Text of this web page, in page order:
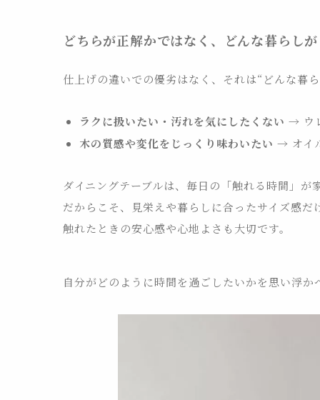
どちらが正解かではなく、どんな暮らし
仕上げの違いでの優劣はなく、それは“どんな暮
ラクに扱いたい・汚れを気にしたくない → ウ
木の質感や変化をじっくり味わいたい → オイ
ダイニングテーブルは、毎日の「触れる時間」が
だからこそ、見栄えや暮らしに合ったサイズ感だ
触れたときの安心感や心地よさも大切です。
自分がどのように時間を過ごしたいかを思い浮